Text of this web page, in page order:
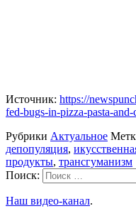
Источник: https://
fed-bugs-in-pizza-pasta-
Рубрики Актуальное
депопуляция,
продукты, трансгуманизм
Поиск:
Наш видео-канал.